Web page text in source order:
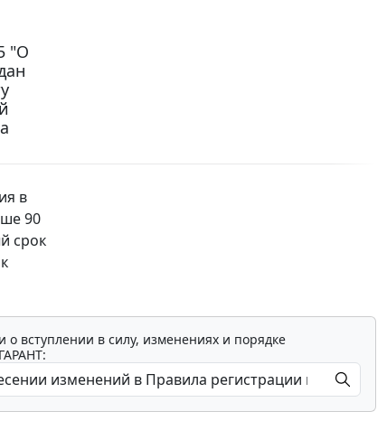
"О
в
90
срок
вступлении в силу, изменениях и порядке